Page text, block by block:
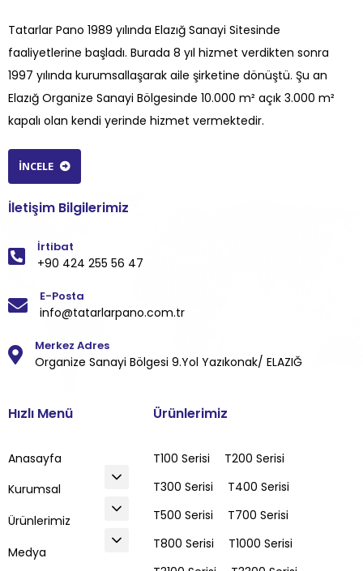
Tatarlar Pano 1989 yılında Elazığ Sanayi Sitesinde
faaliyetlerine başladı. Burada 8 yıl hizmet verdikten sonra
1997 yılında kurumsallaşarak aile şirketine dönüştü. Şu an
Elazığ Organize Sanayi Bölgesinde 10.000 m² açık 3.000 m²
kapalı olan kendi yerinde hizmet vermektedir.
İNCELE
İletişim Bilgilerimiz
İrtibat
+90 424 255 56 47
E-Posta
info@tatarlarpano.com.tr
Merkez Adres
Organize Sanayi Bölgesi 9.Yol Yazıkonak/ ELAZIĞ
Hızlı Menü
Anasayfa
Kurumsal
Ürünlerimiz
Medya
Ürünlerimiz
T100 Serisi
T200 Serisi
T300 Serisi
T400 Serisi
T500 Serisi
T700 Serisi
T800 Serisi
T1000 Serisi